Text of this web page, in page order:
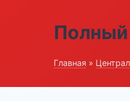
Полный
Главная »